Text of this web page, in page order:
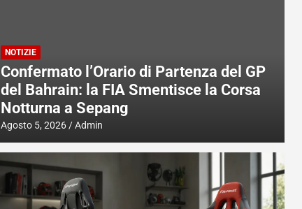
NOTIZIE
Confermato l’Orario di Partenza del GP
del Bahrain: la FIA Smentisce la Corsa
Notturna a Sepang
Agosto 5, 2026 Admin